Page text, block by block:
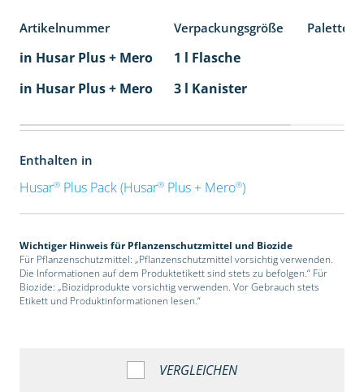
Artikelnummer Verpackungsgröße
in Husar Plus + Mero
1 l Flasche
in Husar Plus + Mero
3 l Kanister
Enthalten in
Husar®Plus Pack (Husar®Plus + Mero®)
Wichtiger Hinweis für Pflanzenschutzmittel und Biozide
Für Pflanzenschutzmittel: „Pflanzenschutzmittel vorsichtig verwenden.
Die Informationen auf dem Produktetikett sind stets zu befolgen.“ Für
Biozide: „Biozidprodukte vorsichtig verwenden. Vor Gebrauch stets
Etikett und Produktinformationen lesen.“
VERGLEICHEN